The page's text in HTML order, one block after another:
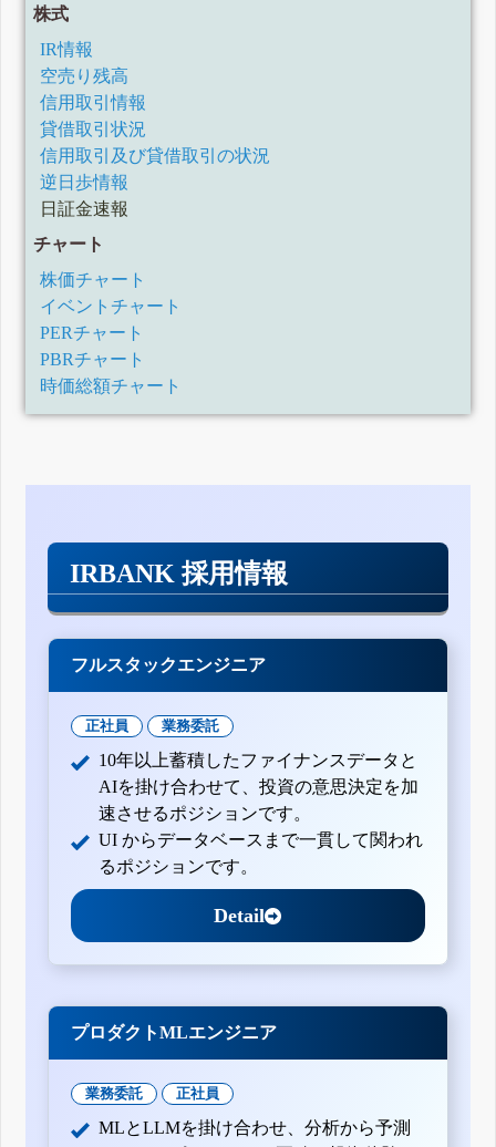
株式
IR情報
空売り残高
信用取引情報
貸借取引状況
信用取引及び貸借取引の状況
逆日歩情報
日証金速報
チャート
株価チャート
イベントチャート
PERチャート
PBRチャート
時価総額チャート
IRBANK 採用情報
フルスタックエンジニア
正社員 業務委託
10年以上蓄積したファイナンスデータと
AIを掛け合わせて、投資の意思決定を加
速させるポジションです。
UI からデータベースまで一貫して関われ
るポジションです。
Detail
プロダクトMLエンジニア
業務委託 正社員
MLとLLMを掛け合わせ、分析から予測